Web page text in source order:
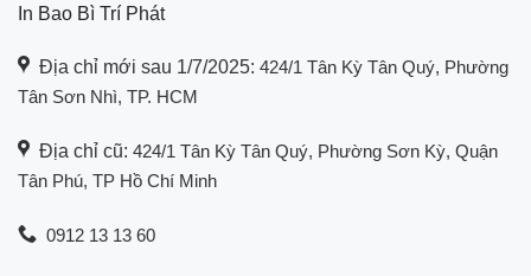
In Bao Bì Trí Phát
Địa chỉ mới sau 1/7/2025: 424/1 Tân Kỳ Tân Quý, Phường
Tân Sơn Nhì, TP. HCM
Địa chỉ cũ: 424/1 Tân Kỳ Tân Quý, Phường Sơn Kỳ, Quận
Tân Phú, TP Hồ Chí Minh
0912 13 13 60